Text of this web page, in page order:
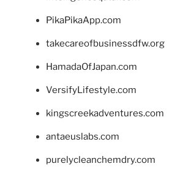
PikaPikaApp.com
takecareofbusinessdfw.org
HamadaOfJapan.com
VersifyLifestyle.com
kingscreekadventures.com
antaeuslabs.com
purelycleanchemdry.com